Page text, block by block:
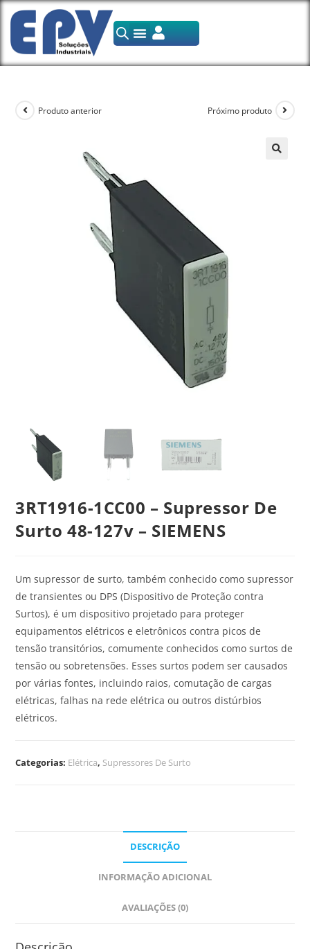
Produto anterior Próximo produto
3RT1916-1CC00 – Supressor De
Surto 48-127v – SIEMENS
Um supressor de surto, também conhecido como supressor
de transientes ou DPS (Dispositivo de Proteção contra
Surtos), é um dispositivo projetado para proteger
equipamentos elétricos e eletrônicos contra picos de
tensão transitórios, comumente conhecidos como surtos de
tensão ou sobretensões. Esses surtos podem ser causados
por várias fontes, incluindo raios, comutação de cargas
elétricas, falhas na rede elétrica ou outros distúrbios
elétricos.
Categorias: Elétrica, Supressores De Surto
DESCRIÇÃO
INFORMAÇÃO ADICIONAL
AVALIAÇÕES (0)